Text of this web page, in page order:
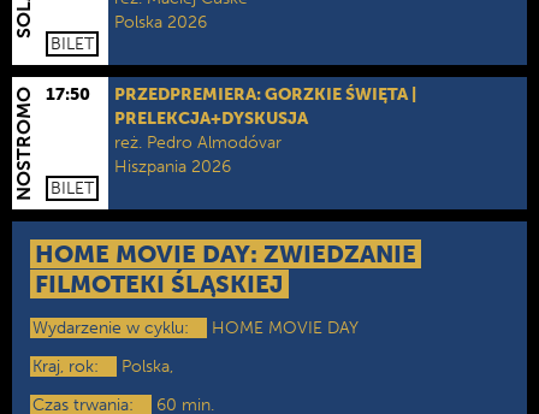
BILET
Polska 2026
czas trwania: 95 min. format: 2D
NOSTROMO 17:50
BILET
PRZEDPREMIERA: GORZKIE ŚWIĘTA |
PRELEKCJA+DYSKUSJA
reż. Pedro Almodóvar
Hiszpania 2026
czas trwania: 111 min. format: 2D NAP
HOME MOVIE DAY: ZWIEDZANIE
FILMOTEKI ŚLĄSKIEJ
Wydarzenie w cyklu:
HOME MOVIE DAY
Kraj, rok:
Polska,
Czas trwania:
60 min.